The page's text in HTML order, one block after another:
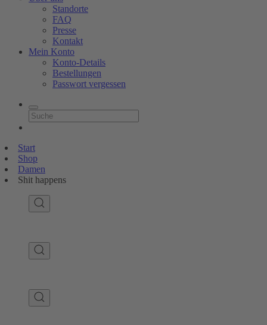
Standorte
FAQ
Presse
Kontakt
Mein Konto
Konto-Details
Bestellungen
Passwort vergessen
Start
Shop
Damen
Shit happens